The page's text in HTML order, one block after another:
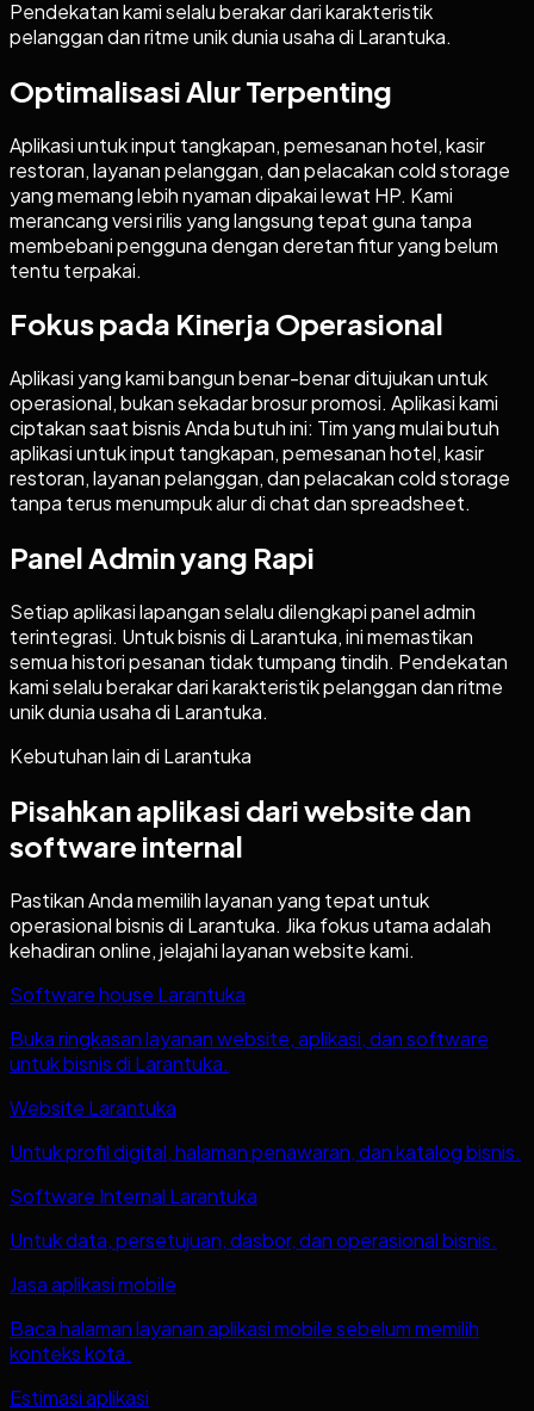
Pendekatan kami selalu berakar dari karakteristik
pelanggan dan ritme unik dunia usaha di Larantuka.
Optimalisasi Alur Terpenting
Aplikasi untuk input tangkapan, pemesanan hotel, kasir
restoran, layanan pelanggan, dan pelacakan cold storage
yang memang lebih nyaman dipakai lewat HP. Kami
merancang versi rilis yang langsung tepat guna tanpa
membebani pengguna dengan deretan fitur yang belum
tentu terpakai.
Fokus pada Kinerja Operasional
Aplikasi yang kami bangun benar-benar ditujukan untuk
operasional, bukan sekadar brosur promosi. Aplikasi kami
ciptakan saat bisnis Anda butuh ini: Tim yang mulai butuh
aplikasi untuk input tangkapan, pemesanan hotel, kasir
restoran, layanan pelanggan, dan pelacakan cold storage
tanpa terus menumpuk alur di chat dan spreadsheet.
Panel Admin yang Rapi
Setiap aplikasi lapangan selalu dilengkapi panel admin
terintegrasi. Untuk bisnis di Larantuka, ini memastikan
semua histori pesanan tidak tumpang tindih. Pendekatan
kami selalu berakar dari karakteristik pelanggan dan ritme
unik dunia usaha di Larantuka.
Kebutuhan lain di Larantuka
Pisahkan aplikasi dari website dan
software internal
Pastikan Anda memilih layanan yang tepat untuk
operasional bisnis di Larantuka. Jika fokus utama adalah
kehadiran online, jelajahi layanan website kami.
Software house Larantuka
Buka ringkasan layanan website, aplikasi, dan software
untuk bisnis di Larantuka.
Website Larantuka
Untuk profil digital, halaman penawaran, dan katalog bisnis.
Software Internal Larantuka
Untuk data, persetujuan, dasbor, dan operasional bisnis.
Jasa aplikasi mobile
Baca halaman layanan aplikasi mobile sebelum memilih
konteks kota.
Estimasi aplikasi